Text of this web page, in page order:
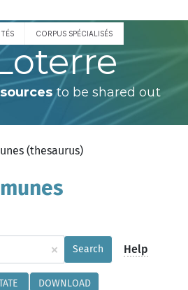
CORPUS SPÉCIALISÉS
to be shared out
(thesaurus)
× Search Help
DOWNLOAD